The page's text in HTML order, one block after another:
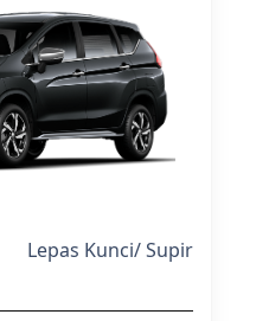
Lepas Kunci/Supir